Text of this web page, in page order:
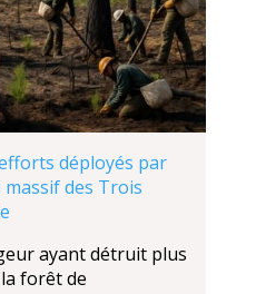
déployés par
massif des Trois
ayant détruit plus
forêt de